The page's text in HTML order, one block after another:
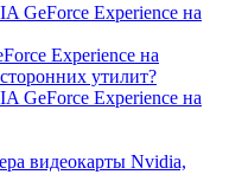
GeForce Experience на
Experience на
утилит?
GeForce Experience на
видеокарты Nvidia,